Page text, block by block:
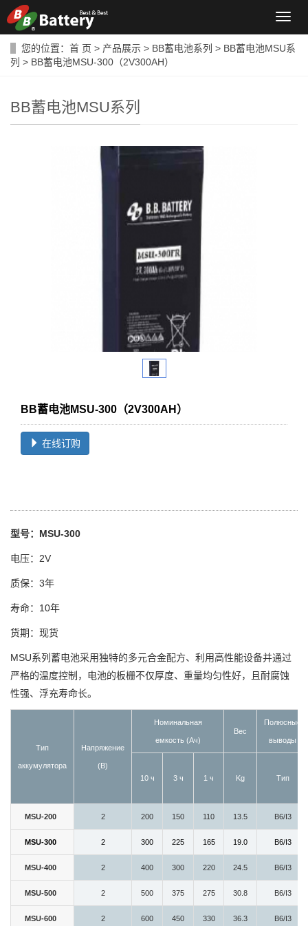
导
菜
您的位置： 首 页 > 产品展示 > BB蓄电池系列 > BB蓄电池MSU系
列 > BB蓄电池MSU-300（2V300AH）
BB蓄电池MSU系列
BB蓄电池MSU-300（2V300AH）
在线订购
型号：MSU-300
电压：2V
质保：3年
寿命：10年
货期：现货
MSU系列蓄电池采用独特的多元合金配方、利用高性能设备并通过
严格的温度控制，电池的板栅不仅厚度、重量均匀性好，且耐腐蚀
性强、浮充寿命长。
Тип
аккумулятора
Напряжение
(В)
Номинальная
емкость (Aч)
Вес
Полюсные
выводы
10 ч 3 ч 1 ч Kg Тип
MSU-200 2 200 150 110 13.5 B6/I3
MSU-300 2 300 225 165 19.0 B6/I3
MSU-400 2 400 300 220 24.5 B6/I3
MSU-500 2 500 375 275 30.8 B6/I3
MSU-600 2 600 450 330 36.3 B6/I3